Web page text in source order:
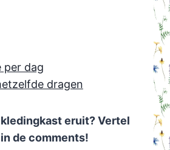
per dag
dragen
eruit? Vertel
de comments!